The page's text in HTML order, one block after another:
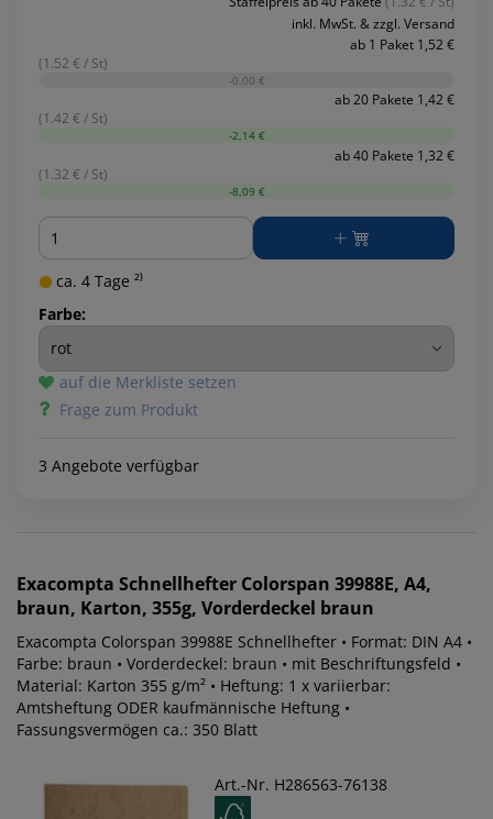
inkl. MwSt. & zzgl. Versand
ab 1 Paket 1,52 €
(1.52 € / St)
-0,00 €
ab 20 Pakete 1,42 €
(1.42 € / St)
-2,14 €
ab 40 Pakete 1,32 €
(1.32 € / St)
-8,09 €
Menge
ca. 4 Tage ²⁾
Farbe:
auf die Merkliste setzen
Frage zum Produkt
3 Angebote verfügbar
Exacompta Schnellhefter Colorspan 39988E, A4,
braun, Karton, 355g, Vorderdeckel braun
Exacompta Colorspan 39988E Schnellhefter • Format: DIN A4 •
Farbe: braun • Vorderdeckel: braun • mit Beschriftungsfeld •
Material: Karton 355 g/m² • Heftung: 1 x variierbar:
Amtsheftung ODER kaufmännische Heftung •
Fassungsvermögen ca.: 350 Blatt
Art.-Nr. H286563-76138